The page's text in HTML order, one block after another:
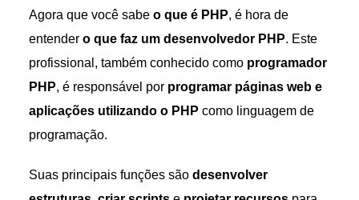
Agora que você sabe o que é PHP, é hora de
entender o que faz um desenvolvedor PHP. Este
profissional, também conhecido como programador
PHP, é responsável por programar páginas web e
aplicações utilizando o PHP como linguagem de
programação.
Suas principais funções são desenvolver